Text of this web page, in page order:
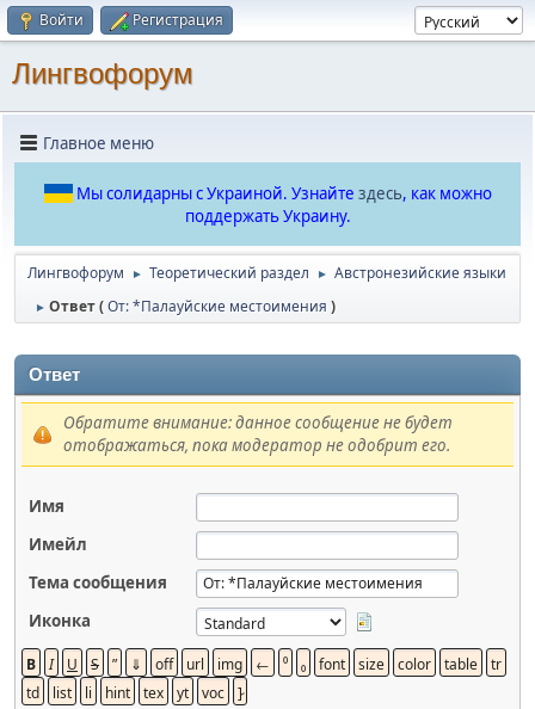
Войти Регистрация
Лингвофорум
Главное меню
Мы солидарны с Украиной. Узнайте здесь, как можно
поддержать Украину.
Лингвофорум ► Теоретический раздел ► Австронезийские языки
► Ответ (От: *Палауйские местоимения )
Ответ
Обратите внимание: данное сообщение не будет
отображаться, пока модератор не одобрит его.
Имя
Имейл
Тема сообщения
Иконка